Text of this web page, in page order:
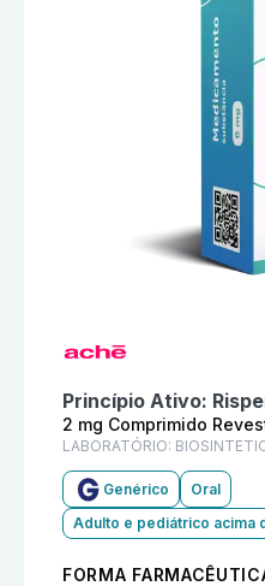
Princípio Ativo:
2 mg Comprimido
LABORATÓRIO:
Genérico
Oral
Adulto e pediátrico acima
FORMA